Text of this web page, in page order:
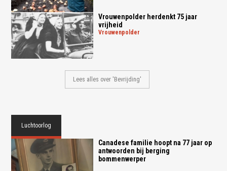
Vrouwenpolder herdenkt 75 jaar
vrijheid
vrouwenpolder
Lees alles over 'Bevrijding'
Luchtoorlog
Canadese familie hoopt na 77 jaar op
antwoorden bij berging
bommenwerper